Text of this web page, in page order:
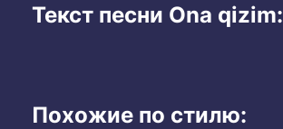
Текст песни Ona qizim:
Похожие по стилю: